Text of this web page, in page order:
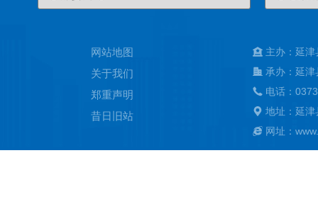
网站地图
关于我们
郑重声明
昔日旧站
主办：延
承办：延
电话：
地址：延
网址：